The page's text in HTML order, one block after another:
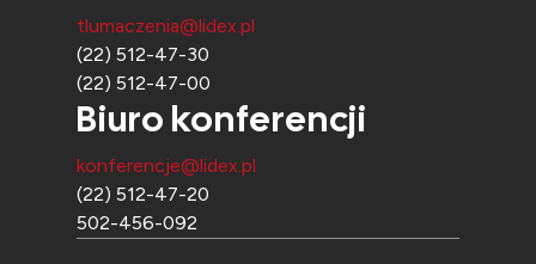
tlumaczenia@lidex.pl
(22) 512-47-30
(22) 512-47-00
Biuro konferencji
konferencje@lidex.pl
(22) 512-47-20
502-456-092